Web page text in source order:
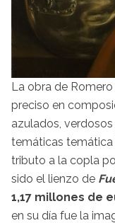
La obra de
preciso en
azulados,
temáticas temática
tributo a la copla
sido el lienzo de
1,17 millones de
en su día fue la